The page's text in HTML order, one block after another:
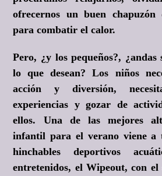
ofrecernos un buen
para combatir el calor.
Pero, ¿y los pequeños?, ¿andas
lo que desean? Los niños
acción y diversión,
experiencias y gozar de
ellos. Una de las mejores
infantil para el verano viene a
hinchables deportivos
entretenidos, el Wipeout, con